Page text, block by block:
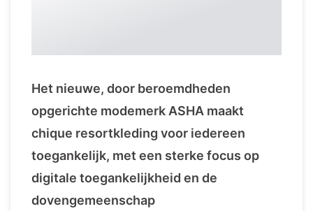
Het nieuwe, door beroemdheden
opgerichte modemerk ASHA maakt
chique resortkleding voor iedereen
toegankelijk, met een sterke focus op
digitale toegankelijkheid en de
dovengemeenschap